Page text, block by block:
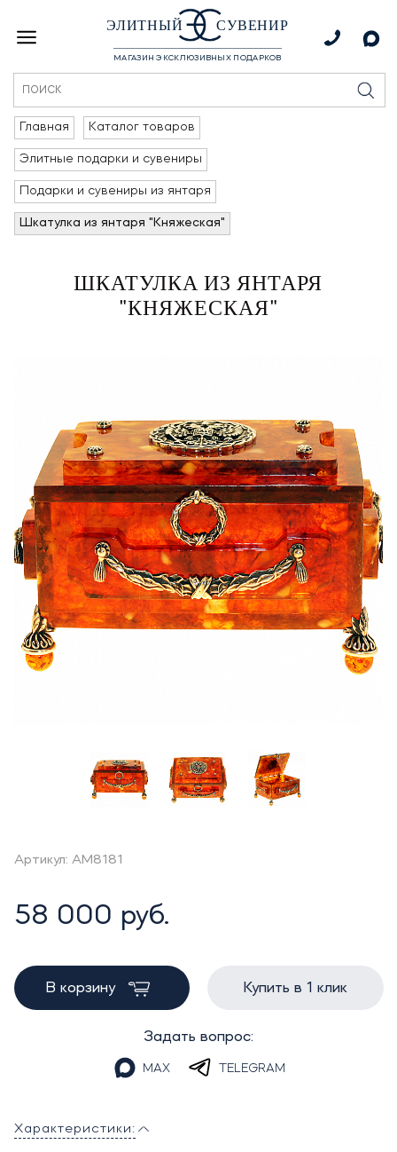
ЭЛИТНЫЙ СУВЕНИР
МАГАЗИН ЭКСКЛЮЗИВНЫХ ПОДАРКОВ
Главная Каталог товаров
Элитные подарки и сувениры
Подарки и сувениры из янтаря
Шкатулка из янтаря "Княжеская"
ШКАТУЛКА ИЗ ЯНТАРЯ
"КНЯЖЕСКАЯ"
Артикул: AM8181
58 000 руб.
В корзину Купить в 1 клик
Задать вопрос:
MAX TELEGRAM
Характеристики: